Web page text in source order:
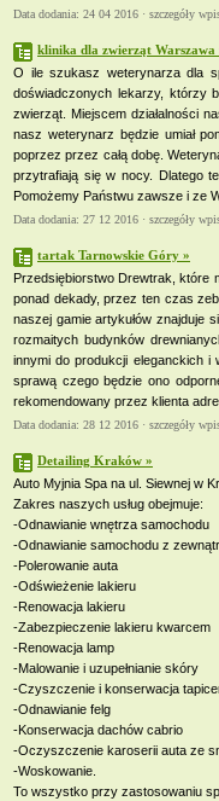
Data dodania: 24 04 2016 · szczegóły
klinika dla zwierząt Warszawa
O ile szukasz weterynarza dla
doświadczonych lekarzy, którzy
zwierząt. Miejscem działalności
nasz weterynarz będzie umiał
poprzez przez całą dobę.
przytrafiają się w nocy. Dlatego
Pomożemy Państwu zawsze i ze
Data dodania: 27 12 2016 · szczegóły
tartak Tarnowskie Góry »
Przedsiębiorstwo Drewtrak, które
ponad dekady, przez ten czas
naszej gamie artykułów znajduje
rozmaitych budynków
innymi do produkcji eleganckich i
sprawą czego będzie ono
rekomendowany przez klienta
Data dodania: 28 12 2016 · szczegóły
Detailing Kraków »
Auto Myjnia Spa na ul. Siewnej w
Zakres naszych usług obejmuje:
-Odnawianie wnętrza samochodu
-Odnawianie samochodu z
-Polerowanie auta
-Odświeżenie lakieru
-Renowacja lakieru
-Zabezpieczenie lakieru kwarcem
-Renowacja lamp
-Malowanie i uzupełnianie skóry
-Czyszczenie i konserwacja
-Odnawianie felg
-Konserwacja dachów cabrio
-Oczyszczenie karoserii auta ze
-Woskowanie.
To wszystko przy zastosowaniu